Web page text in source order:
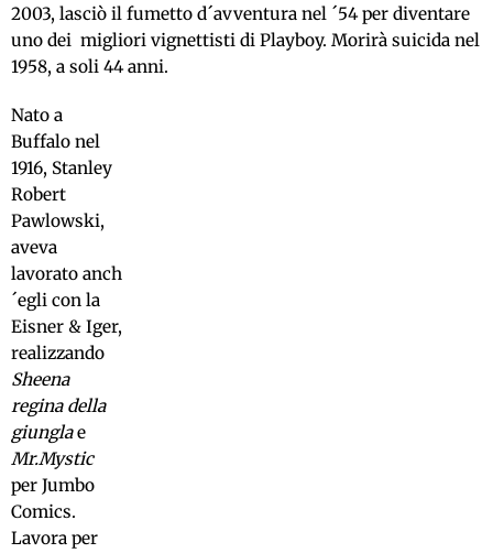
2003, lasciò il fumetto d´avventura nel ´54 per diventare
uno dei migliori vignettisti di Playboy. Morirà suicida nel
1958, a soli 44 anni.
Nato a
Buffalo nel
1916, Stanley
Robert
Pawlowski,
aveva
lavorato anch
´egli con la
Eisner & Iger,
realizzando
Sheena
regina della
giunglae
Mr.Mystic
per Jumbo
Comics.
Lavora per